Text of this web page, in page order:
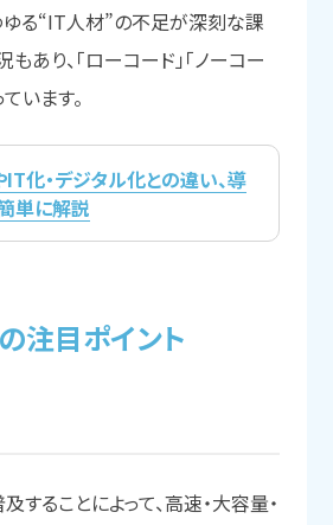
る“IT人材”の不足が深刻な課
あり、「ローコード」「ノーコー
います。
IT化・デジタル化との違い、導
単に解説
注目ポイント
することによって、高速・大容量・